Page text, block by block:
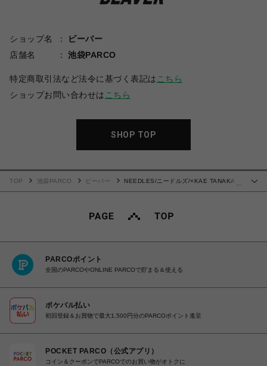
ショップ名
ビーバー
店舗名
池袋PARCO
特定商取引法など法令に基づく表記は こちら
ショップお問い合わせは こちら
SHOP TOP
TOP 池袋PARCO ビーバー
NEEDLES/ニードルズ/×KAE TANAKA
PARCOポイント
全国のPARCOやONLINE PARCOで貯まる＆使える
ポケパル払い
初回登録＆お買物で最大1,500円分のPARCOポイント進呈
POCKET PARCO（公式アプリ）
コイン＆クーポンでPARCOでのお買い物がオトクに